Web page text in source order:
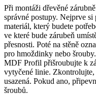
Při montáži dřevěné
správné postupy. Nejprve
materiál, který budete
ve které bude zárubeň
přesnosti. Poté na stěně
pro hmoždinky nebo
MDF Profil přišroubujte k
vytyčené linie. Zkontrolujte,
usazená. Pokud ano,
šroubů.